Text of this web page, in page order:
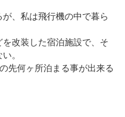
、私は飛行機の中で暮ら
改装した宿泊施設で、そ
。
先何ヶ所泊まる事が出来る